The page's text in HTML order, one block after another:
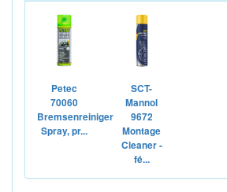
Petec
70060
Bremsenreiniger
Spray, pr...
SCT-
Mannol
9672
Montage
Cleaner -
fé...